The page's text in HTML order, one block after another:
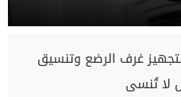
لتجهيز غرف الرضع وتنسيق
لا تُنسى